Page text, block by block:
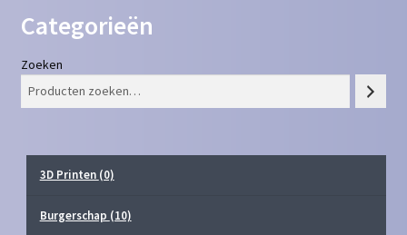
Categorieën
Zoeken
3D Printen (0)
Burgerschap (10)